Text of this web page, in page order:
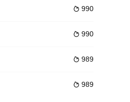
言妙语下加入了怼信社，全名为
排在午夜场重映，花心男、吃货女、眼
怖片之父”导演鹤田法男执导。网络上
 990
 990
 989
 989